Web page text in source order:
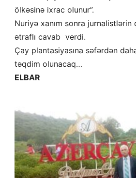
ölkəsinə ixrac olunur”.
Nuriyə xanım sonra jurnalistlərin
ətraflı cavab verdi.
Çay plantasiyasına səfərdən
təqdim olunacaq…
ELBAR